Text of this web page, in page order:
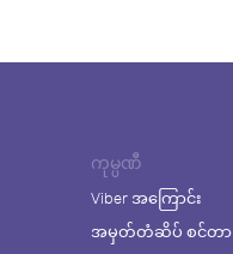
ကုမ္ပဏီ
Viber အကြောင်း
အမှတ်တံဆိပ် စင်တာ